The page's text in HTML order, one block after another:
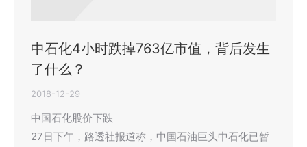
中石化4小时跌掉763亿市值，背后发生
了什么？
2018-12-29
中国石化股价下跌
27日下午，路透社报道称，中国石油巨头中石化已暂